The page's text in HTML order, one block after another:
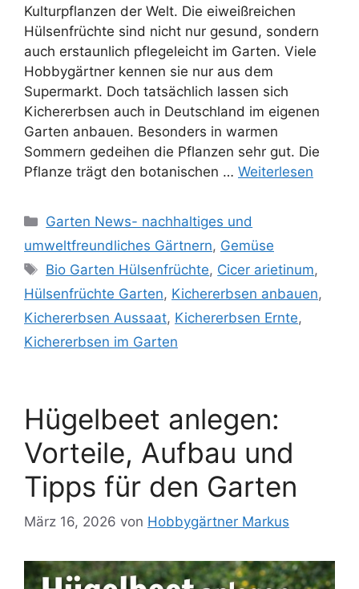
Kulturpflanzen der Welt. Die eiweißreichen
Hülsenfrüchte sind nicht nur gesund, sondern
auch erstaunlich pflegeleicht im Garten. Viele
Hobbygärtner kennen sie nur aus dem
Supermarkt. Doch tatsächlich lassen sich
Kichererbsen auch in Deutschland im eigenen
Garten anbauen. Besonders in warmen
Sommern gedeihen die Pflanzen sehr gut. Die
Pflanze trägt den botanischen … Weiterlesen
Kategorien
Garten News- nachhaltiges und
umweltfreundliches Gärtnern, Gemüse
Schlagwörter
Bio Garten Hülsenfrüchte, Cicer arietinum,
Hülsenfrüchte Garten, Kichererbsen anbauen,
Kichererbsen Aussaat, Kichererbsen Ernte,
Kichererbsen im Garten
Hügelbeet anlegen:
Vorteile, Aufbau und
Tipps für den Garten
März 16, 2026 von Hobbygärtner Markus